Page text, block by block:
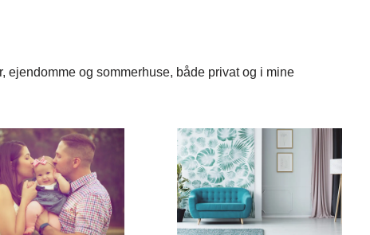
ejendomme og sommerhuse, både privat og i mine